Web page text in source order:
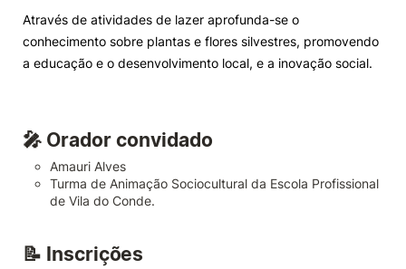
Elogio / Sugestão / Reclamação Contactos Denúncias
©2026 Instituto Politécnico de Coimbra. Todos os direitos reservados.
Através de atividades de lazer aprofunda-se o
conhecimento sobre plantas e flores silvestres, promovendo
a educação e o desenvolvimento local, e a inovação social.
🎤 Orador convidado
Amauri Alves
Turma de Animação Sociocultural da Escola Profissional
de Vila do Conde.
📝 Inscrições